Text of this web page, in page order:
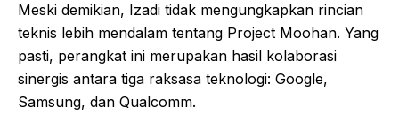
Meski demikian, Izadi tidak mengungkapkan rincian
teknis lebih mendalam tentang Project Moohan. Yang
pasti, perangkat ini merupakan hasil kolaborasi
sinergis antara tiga raksasa teknologi: Google,
Samsung, dan Qualcomm.